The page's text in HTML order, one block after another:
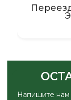
Напишите